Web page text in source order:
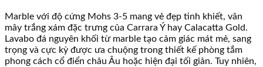
Marble với độ cứng Mohs 3-5 mang vẻ đẹp tinh khiết, vân
mây trắng xám đặc trưng của Carrara Ý hay Calacatta Gold.
Lavabo đá nguyên khối từ marble tạo cảm giác mát mẻ, sang
trọng và cực kỳ được ưa chuộng trong thiết kế phòng tắm
phong cách cổ điển châu Âu hoặc hiện đại tối giản. Tuy nhiên,